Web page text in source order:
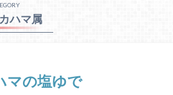
ハマ属
マの塩ゆで